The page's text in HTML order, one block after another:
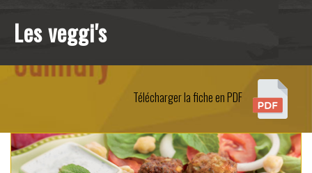
Les veggi's
Télécharger la fiche en PDF